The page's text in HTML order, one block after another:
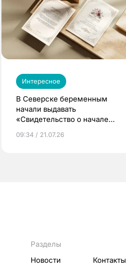
Интересное
В Северске беременным
начали выдавать
«Свидетельство о начале
09:34 / 21.07.26
Разделы
Новости
Контакты